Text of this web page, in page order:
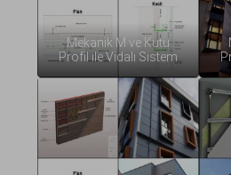
Mekanik M ve Kutu
Profil ile Vidalı Sistem